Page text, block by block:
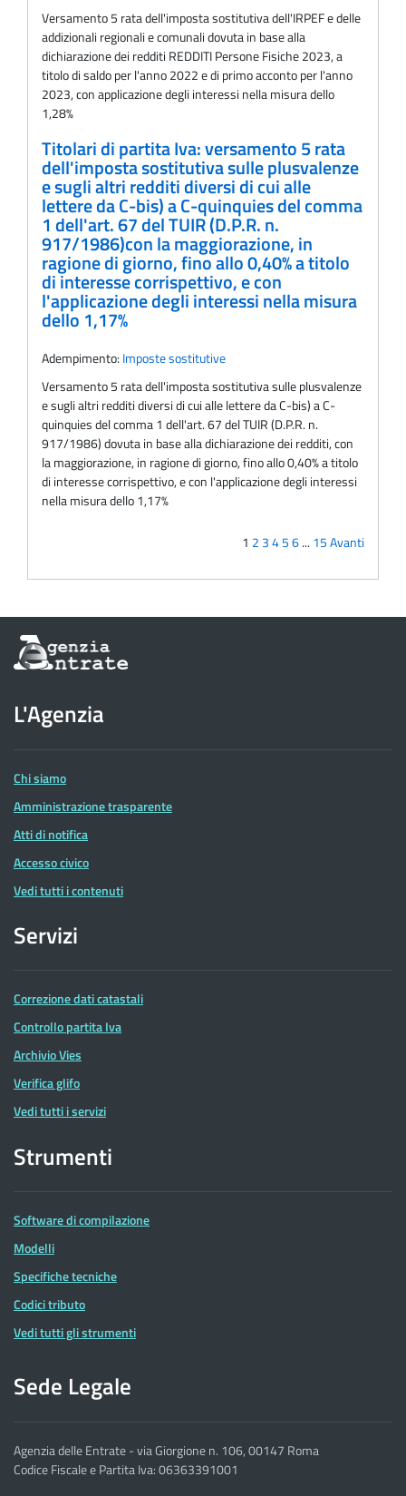
Versamento 5 rata dell'imposta sostitutiva dell'IRPEF e delle
addizionali regionali e comunali dovuta in base alla
dichiarazione dei redditi REDDITI Persone Fisiche 2023, a
titolo di saldo per l'anno 2022 e di primo acconto per l'anno
2023, con applicazione degli interessi nella misura dello
1,28%
Titolari di partita Iva: versamento 5 rata
dell'imposta sostitutiva sulle plusvalenze
e sugli altri redditi diversi di cui alle
lettere da C-bis) a C-quinquies del comma
1 dell'art. 67 del TUIR (D.P.R. n.
917/1986)con la maggiorazione, in
ragione di giorno, fino allo 0,40% a titolo
di interesse corrispettivo, e con
l'applicazione degli interessi nella misura
dello 1,17%
Adempimento: Imposte sostitutive
Versamento 5 rata dell'imposta sostitutiva sulle plusvalenze
e sugli altri redditi diversi di cui alle lettere da C-bis) a C-
quinquies del comma 1 dell'art. 67 del TUIR (D.P.R. n.
917/1986) dovuta in base alla dichiarazione dei redditi, con
la maggiorazione, in ragione di giorno, fino allo 0,40% a titolo
di interesse corrispettivo, e con l'applicazione degli interessi
nella misura dello 1,17%
1 2 3456... 15Avanti
Informazioni
sul
dell'Agenzia
delle
Entrate
L'Agenzia
Chi siamo
Amministrazione trasparente
Atti di notifica
Accesso civico
Vedi tutti i contenuti
Servizi
Correzione dati catastali
Controllo partita Iva
Archivio Vies
Verifica glifo
Vedi tutti i servizi
Strumenti
Software di compilazione
Modelli
Specifiche tecniche
Codici tributo
Vedi tutti gli strumenti
Sede Legale
Agenzia delle Entrate - via Giorgione n. 106, 00147 Roma
Codice Fiscale e Partita Iva: 06363391001